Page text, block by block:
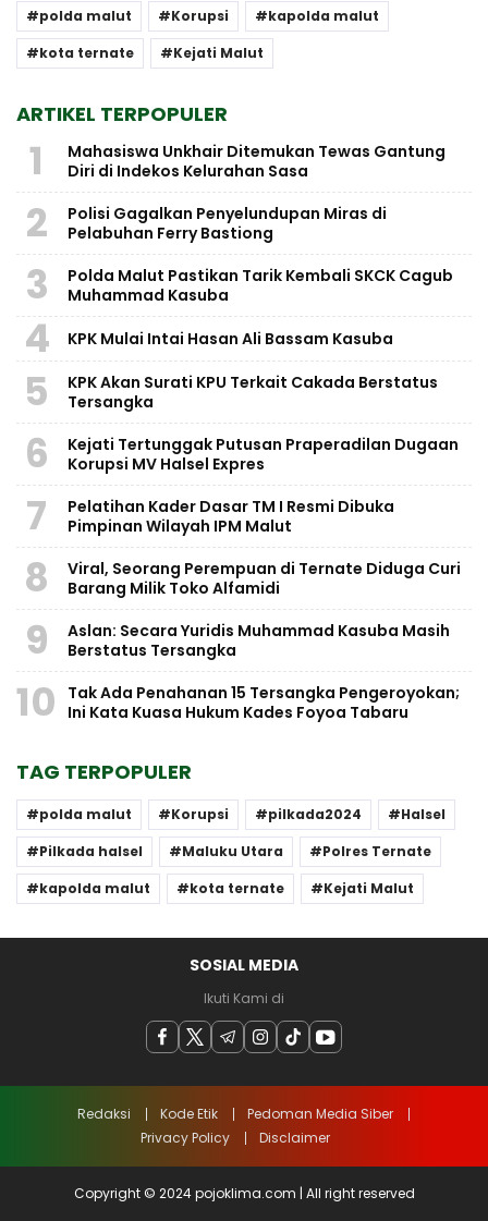
polda malut Korupsi
kapolda malut
kota ternate
Kejati Malut
ARTIKEL TERPOPULER
1
Mahasiswa Unkhair Ditemukan Tewas Gantung
Diri di Indekos Kelurahan Sasa
2
Polisi Gagalkan Penyelundupan Miras di
Pelabuhan Ferry Bastiong
3
Polda Malut Pastikan Tarik Kembali SKCK Cagub
Muhammad Kasuba
4 KPK Mulai Intai Hasan Ali Bassam Kasuba
5
KPK Akan Surati KPU Terkait Cakada Berstatus
Tersangka
6
Kejati Tertunggak Putusan Praperadilan Dugaan
Korupsi MV Halsel Expres
7
Pelatihan Kader Dasar TM I Resmi Dibuka
Pimpinan Wilayah IPM Malut
8
Viral, Seorang Perempuan di Ternate Diduga Curi
Barang Milik Toko Alfamidi
9
Aslan: Secara Yuridis Muhammad Kasuba Masih
Berstatus Tersangka
10
Tak Ada Penahanan 15 Tersangka Pengeroyokan;
Ini Kata Kuasa Hukum Kades Foyoa Tabaru
TAG TERPOPULER
polda malut Korupsi pilkada2024
Halsel
Pilkada halsel
Maluku Utara
Polres Ternate
kapolda malut
kota ternate Kejati Malut
SOSIAL MEDIA
Ikuti Kami di
Redaksi Kode Etik
Pedoman Media Siber
Privacy Policy
Disclaimer
Copyright © 2024 pojoklima.com | All right reserved